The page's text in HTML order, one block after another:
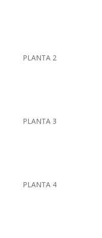
PLANTA 2
PLANTA 3
PLANTA 4